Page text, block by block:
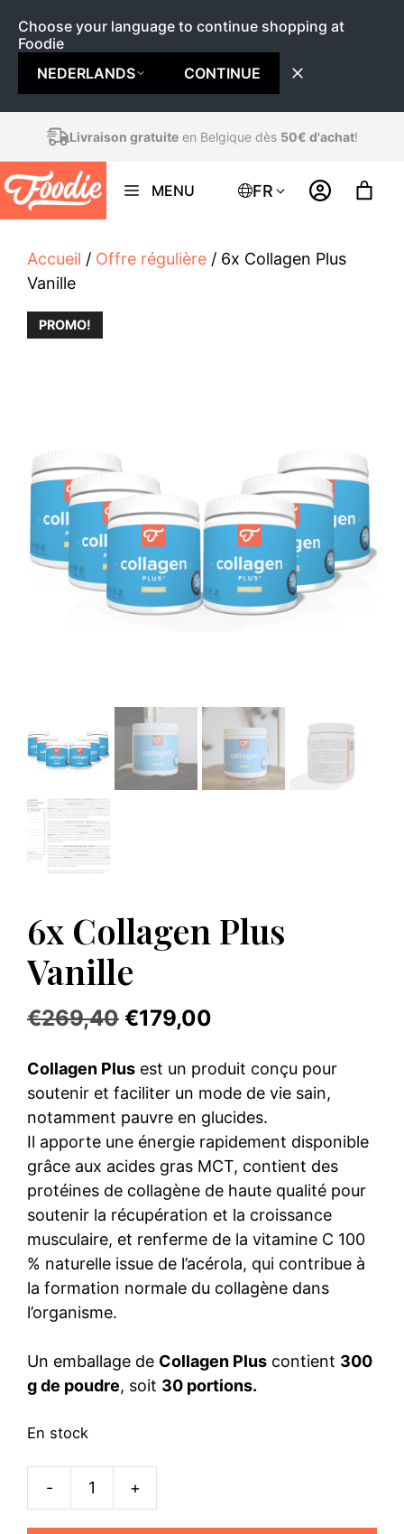
Choose your language to continue shopping at
Foodie
NEDERLANDS
CONTINUE
contenu
Livraison gratuiteen Belgique dès 50€ d'achat!
MENU FR
Accueil / Offre régulière / 6x Collagen Plus
Vanille
PROMO!
6x Collagen Plus
Vanille
€269,40 Le
initial
était :
€269,40.
€179,00
actuel
est :
€179,00.
Collagen Plus est un produit conçu pour
soutenir et faciliter un mode de vie sain,
notamment pauvre en glucides.
Il apporte une énergie rapidement disponible
grâce aux acides gras MCT, contient des
protéines de collagène de haute qualité pour
soutenir la récupération et la croissance
musculaire, et renferme de la vitamine C 100
% naturelle issue de l’acérola, qui contribue à
la formation normale du collagène dans
l’organisme.
Un emballage de Collagen Plus contient 300
g de poudre, soit 30 portions.
En stock
-
de
+